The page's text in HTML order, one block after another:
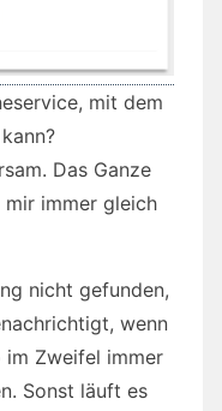
mit dem
Das Ganze
immer gleich
nicht gefunden,
wenn
im Zweifel immer
Sonst läuft es